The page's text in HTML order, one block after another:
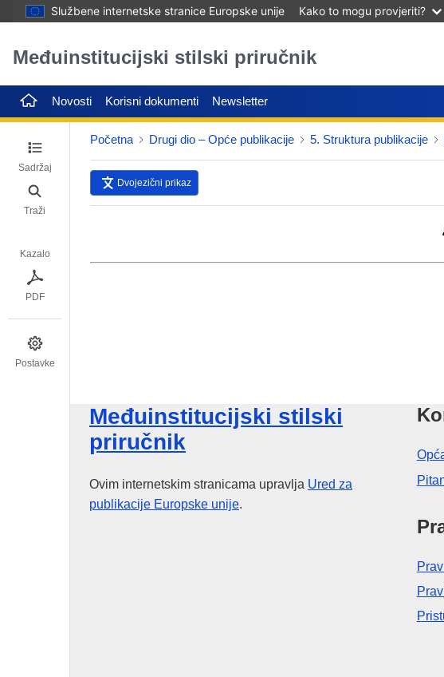
Službene internetske stranice Europske unije Kako to mogu provjeriti?
Međuinstitucijski stilski priručnik
Novosti Korisni dokumenti Newsletter
Sadržaj
Traži
Kazalo
PDF
Postavke
Početna Drugi dio – Opće publikacije 5. Struktura publikacije
Dvojezični prikaz
Međuinstitucijski stilski
priručnik
Ovim internetskim stranicama upravlja Ured za
publikacije Europske unije.